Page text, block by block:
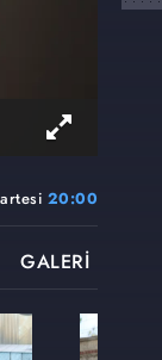
20:00
GALERİ